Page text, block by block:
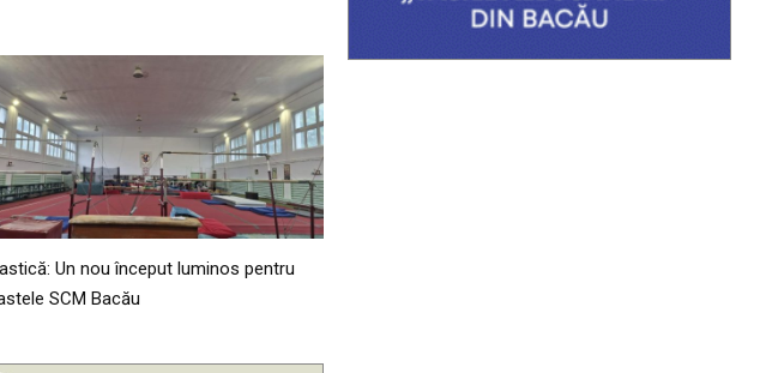
Un nou început luminos pentru
SCM Bacău